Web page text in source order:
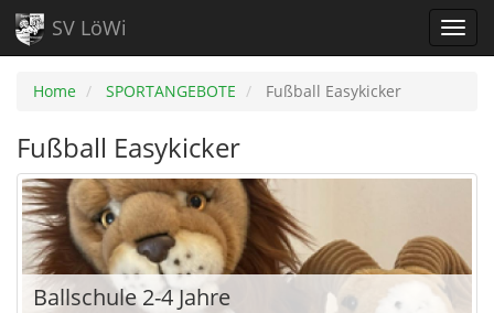
SV LöWi
Home SPORTANGEBOTE Fußball Easykicker
Fußball Easykicker
Ballschule 2-4 Jahre